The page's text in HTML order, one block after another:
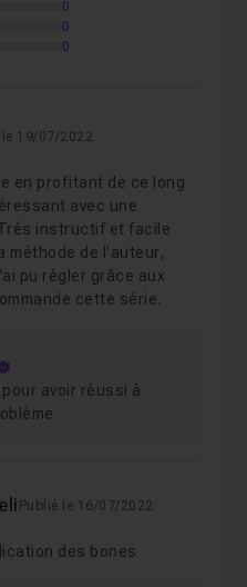
0
0
0
le 19/07/2022
en profitant de ce long
avec une
instructif et facile
méthode de l'auteur,
pu régler grâce aux
cette série.
avoir réussi à
Publié le 16/07/2022
des bones